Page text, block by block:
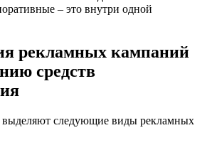
– это внутри одной
рекламных кампаний
средств
следующие виды рекламных